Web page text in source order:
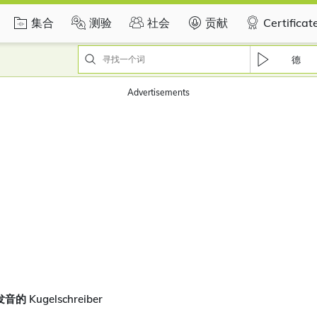
集合 测验 社会 贡献
德
Advertisements
音的 Kugelschreiber